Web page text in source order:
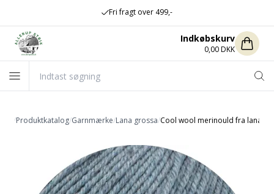
Fri fragt over 499,-
Indkøbskurv
0,00 DKK
/Produktkatalog/Garnmærke/Lana grossa/Cool wool merinould fra lana